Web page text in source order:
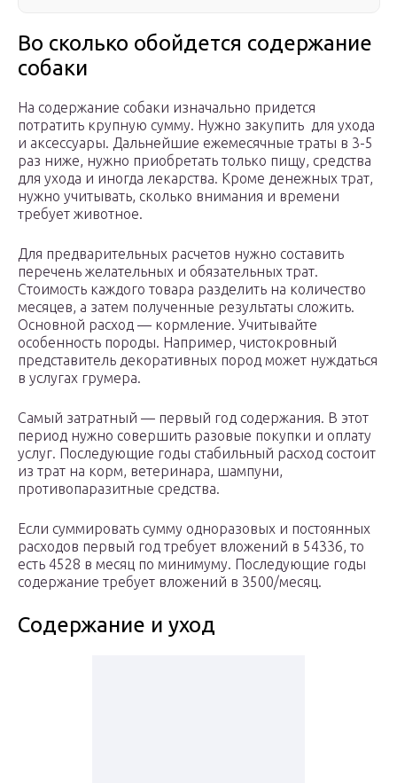
Во сколько обойдется содержание
собаки
На содержание собаки изначально придется
потратить крупную сумму. Нужно закупить для ухода
и аксессуары. Дальнейшие ежемесячные траты в 3-5
раз ниже, нужно приобретать только пищу, средства
для ухода и иногда лекарства. Кроме денежных трат,
нужно учитывать, сколько внимания и времени
требует животное.
Для предварительных расчетов нужно составить
перечень желательных и обязательных трат.
Стоимость каждого товара разделить на количество
месяцев, а затем полученные результаты сложить.
Основной расход — кормление. Учитывайте
особенность породы. Например, чистокровный
представитель декоративных пород может нуждаться
в услугах грумера.
Самый затратный — первый год содержания. В этот
период нужно совершить разовые покупки и оплату
услуг. Последующие годы стабильный расход состоит
из трат на корм, ветеринара, шампуни,
противопаразитные средства.
Если суммировать сумму одноразовых и постоянных
расходов первый год требует вложений в 54336, то
есть 4528 в месяц по минимуму. Последующие годы
содержание требует вложений в 3500/месяц.
Содержание и уход